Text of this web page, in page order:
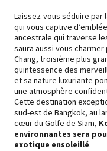
Laissez-vous séduire par
qui vous captive
ancestrale qui traverse
saura aussi vous
Chang, troisième plus
quintessence des
et sa nature luxuriante
une atmosphère
Cette destination
sud-est de Bangkok, au
cœur du Golfe de Siam,
environnantes sera
exotique ensoleillé.